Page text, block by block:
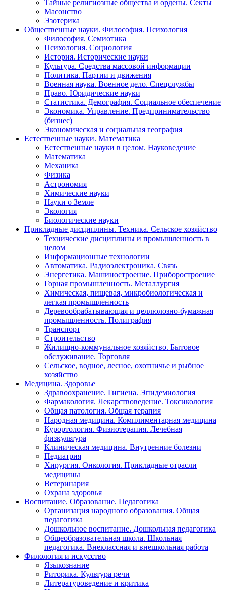
Тайные религиозные общества и ордены. Секты
Масонство
Эзотерика
Общественные науки. Философия. Психология
Философия. Семиотика
Психология. Социология
История. Исторические науки
Культура. Средства массовой информации
Политика. Партии и движения
Военная наука. Военное дело. Спецслужбы
Право. Юридические науки
Статистика. Демография. Социальное обеспечение
Экономика. Управление. Предпринимательство
(бизнес)
Экономическая и социальная география
Естественные науки. Математика
Естественные науки в целом. Науковедение
Математика
Механика
Физика
Астрономия
Химические науки
Науки о Земле
Экология
Биологические науки
Прикладные дисциплины. Техника. Сельское хозяйство
Технические дисциплины и промышленность в
целом
Информационные технологии
Автоматика. Радиоэлектроника. Связь
Энергетика. Машиностроение. Приборостроение
Горная промышленность. Металлургия
Химическая, пищевая, микробиологическая и
легкая промышленность
Деревообрабатывающая и целлюлозно-бумажная
промышленность. Полиграфия
Транспорт
Строительство
Жилищно-коммунальное хозяйство. Бытовое
обслуживание. Торговля
Сельское, водное, лесное, охотничье и рыбное
хозяйство
Медицина. Здоровье
Здравоохранение. Гигиена. Эпидемиология
Фармакология. Лекарствоведение. Токсикология
Общая патология. Общая терапия
Народная медицина. Комплиментарная медицина
Курортология. Физиотерапия. Лечебная
физкультура
Клиническая медицина. Внутренние болезни
Педиатрия
Хирургия. Онкология. Прикладные отрасли
медицины
Ветеринария
Охрана здоровья
Воспитание. Образование. Педагогика
Организация народного образования. Общая
педагогика
Дошкольное воспитание. Дошкольная педагогика
Общеобразовательная школа. Школьная
педагогика. Внеклассная и внешкольная работа
Филология и искусство
Языкознание
Риторика. Культура речи
Литературоведение и критика